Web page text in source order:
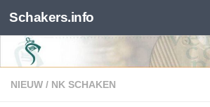
Skip to content
Schakers.info
NIEUW / NK SCHAKEN